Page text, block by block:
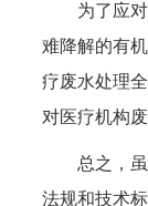
为了应对这
难降解的有
疗废水处理
对医疗机构
总之，虽然
法规和技术